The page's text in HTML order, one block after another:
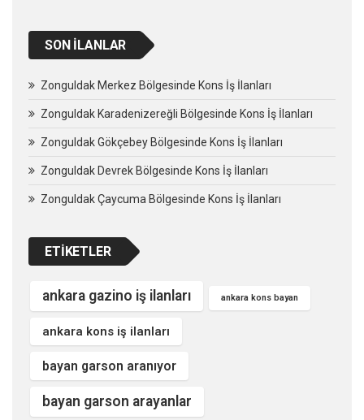
SON İLANLAR
Zonguldak Merkez Bölgesinde Kons İş İlanları
Zonguldak Karadenizereğli Bölgesinde Kons İş İlanları
Zonguldak Gökçebey Bölgesinde Kons İş İlanları
Zonguldak Devrek Bölgesinde Kons İş İlanları
Zonguldak Çaycuma Bölgesinde Kons İş İlanları
ETIKETLER
ankara gazino iş ilanları ankara kons bayan
ankara kons iş ilanları
bayan garson aranıyor
bayan garson arayanlar